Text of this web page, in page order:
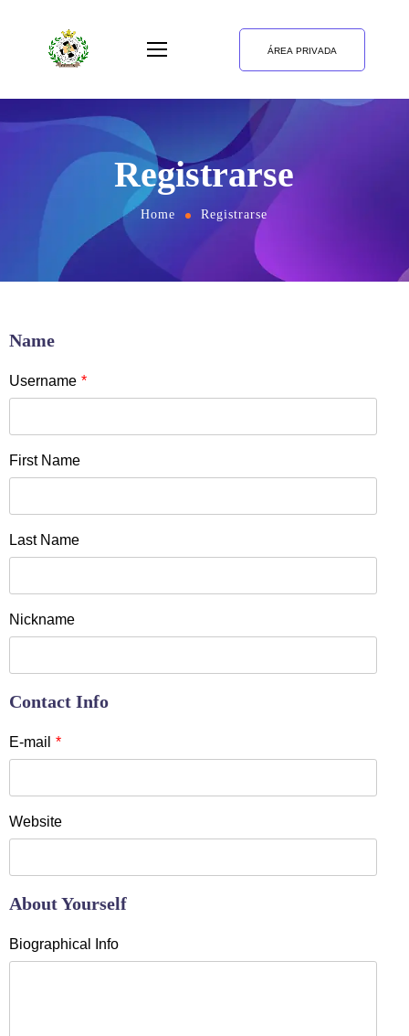
ÁREA PRIVADA
Registrarse
Home Registrarse
Name
Username *
First Name
Last Name
Nickname
Contact Info
E-mail *
Website
About Yourself
Biographical Info